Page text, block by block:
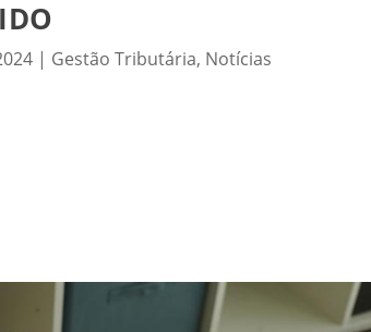
| Gestão Tributária, Notícias